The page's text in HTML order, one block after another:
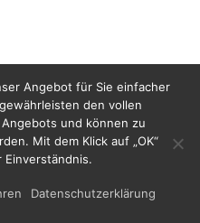
Angebot für Sie einfacher
den vollen
und können zu
Mit dem Klick auf „OK“
Einverständnis.
Datenschutzerklärung